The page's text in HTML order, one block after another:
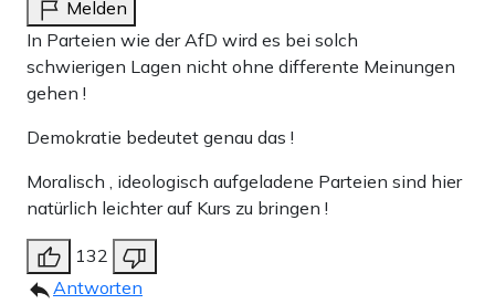
Melden
In Parteien wie der AfD wird es bei solch
schwierigen Lagen nicht ohne differente Meinungen
gehen !
Demokratie bedeutet genau das !
Moralisch , ideologisch aufgeladene Parteien sind hier
natürlich leichter auf Kurs zu bringen !
132
Antworten